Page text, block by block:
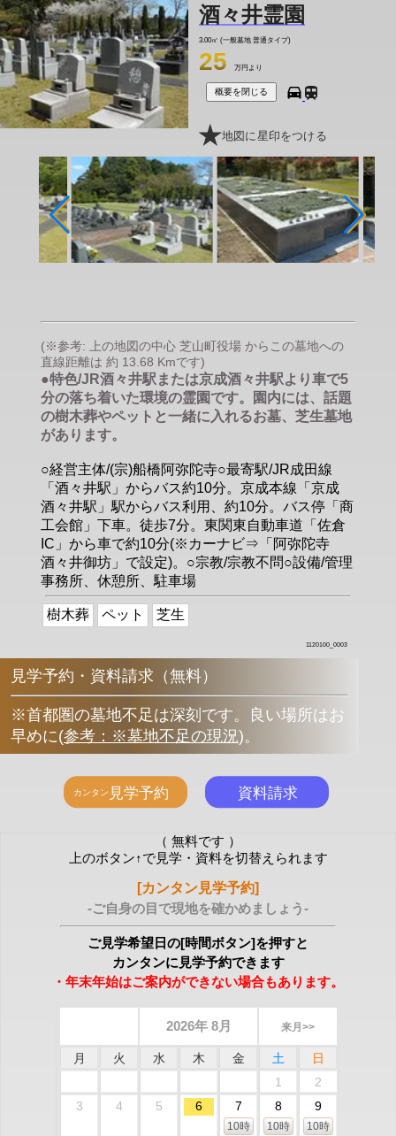
酒々井霊園
3.00㎡ (一般墓地 普通タイプ)
25 万円より
概要を閉じる
地図に星印をつける
(※参考: 上の地図の中心 芝山町役場 からこの墓地への
直線距離は 約 13.68 Kmです)
●特色/JR酒々井駅または京成酒々井駅より車で5
分の落ち着いた環境の霊園です。園内には、話題
の樹木葬やペットと一緒に入れるお墓、芝生墓地
があります。
○経営主体/(宗)船橋阿弥陀寺○最寄駅/JR成田線
「酒々井駅」からバス約10分。京成本線「京成
酒々井駅」駅からバス利用、約10分。バス停「商
工会館」下車。徒歩7分。東関東自動車道「佐倉
IC」から車で約10分(※カーナビ⇒「阿弥陀寺
酒々井御坊」で設定)。○宗教/宗教不問○設備/管理
事務所、休憩所、駐車場
樹木葬 ペット 芝生
1120100_0003
見学予約・資料請求（無料）
※首都圏の墓地不足は深刻です。良い場所はお
早めに(参考：※墓地不足の現況)。
（ 無料です ）
上のボタン↑で見学・資料を切替えられます
[カンタン見学予約]
-ご自身の目で現地を確かめましょう-
ご見学希望日の[時間ボタン]を押すと
カンタンに見学予約できます
・年末年始はご案内ができない場合もあります。
2026年 8月 来月>>
月 火 水 木 金 土
日
1
2
3
4 5 6 7
10時
8
10時
9
10時